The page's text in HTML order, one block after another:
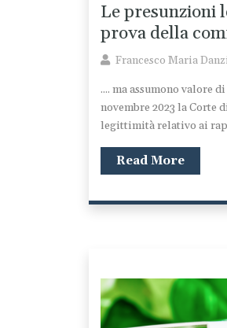
Le presunzioni
prova della
Francesco Maria
.... ma assumono valore
novembre 2023 la Corte
legittimità relativo ai
Read More